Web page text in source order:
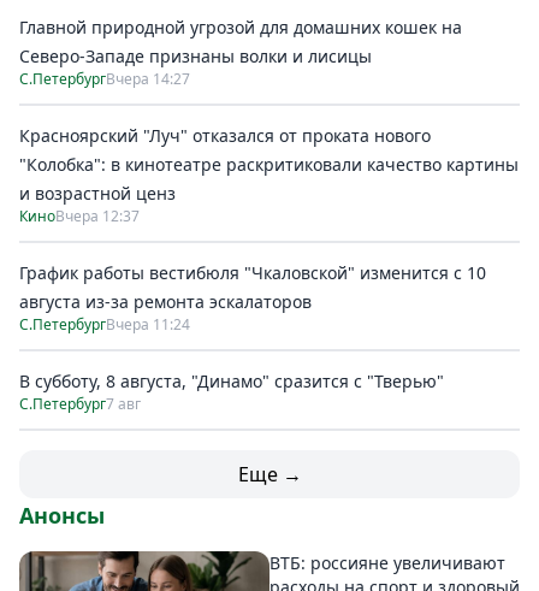
Главной природной угрозой для домашних кошек на
Северо-Западе признаны волки и лисицы
С.ПетербургВчера 14:27
Красноярский "Луч" отказался от проката нового
"Колобка": в кинотеатре раскритиковали качество картины
и возрастной ценз
КиноВчера 12:37
График работы вестибюля "Чкаловской" изменится с 10
августа из-за ремонта эскалаторов
С.ПетербургВчера 11:24
В субботу, 8 августа, "Динамо" сразится с "Тверью"
С.Петербург7 авг
Еще →
Анонсы
ВТБ: россияне увеличивают
расходы на спорт и здоровый